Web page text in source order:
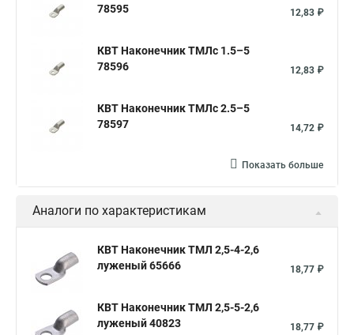
78595
12,83 ₽
КВТ Наконечник ТМЛс 1.5–5
78596
12,83 ₽
КВТ Наконечник ТМЛс 2.5–5
78597
14,72 ₽
Показать больше
Аналоги по характеристикам
КВТ Наконечник ТМЛ 2,5-4-2,6
луженый 65666
18,77 ₽
КВТ Наконечник ТМЛ 2,5-5-2,6
луженый 40823
18,77 ₽